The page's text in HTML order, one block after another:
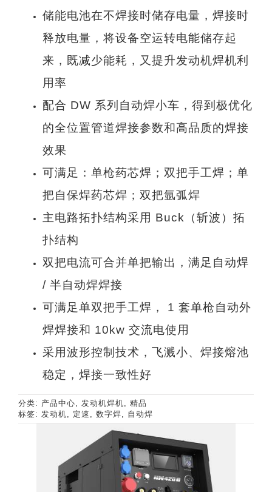
储能电池在不焊接时储存电量，焊接时
释放电量，将设备空运转电能储存起
来，既减少能耗，又提升发动机焊机利
用率
配合 DW 系列自动焊小车，得到极优化
的全位置管道焊接参数和高品质的焊接
效果
可满足：单枪药芯焊；双把手工焊；单
把自保焊药芯焊；双把氩弧焊
主电路拓扑结构采用 Buck（斩波）拓
扑结构
双把电流可合并单把输出，满足自动焊
/ 半自动焊焊接
可满足单双把手工焊， 1 套单枪自动外
焊焊接和 10kw 交流电使用
采用波形控制技术，飞溅小、焊接熔池
稳定，焊接一致性好
分类: 产品中心, 发动机焊机, 精品
标签: 发动机, 定速 , 数字焊, 自动焊